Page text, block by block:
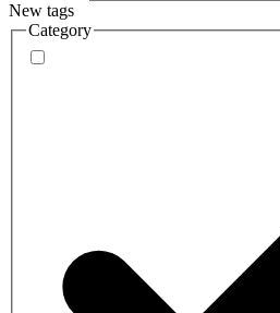
New tags
Category